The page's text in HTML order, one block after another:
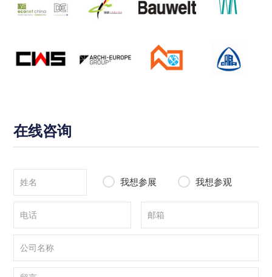
在线咨询
我想参展 我想参观